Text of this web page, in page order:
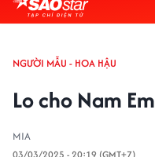
NGƯỜI MẪU - HOA HẬU
Lo cho Nam Em
MIA
03/03/2025 - 20:19 (GMT+7)